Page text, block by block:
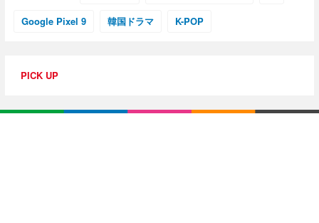
Google Pixel 9 韓国ドラマ K-POP
PICK UP